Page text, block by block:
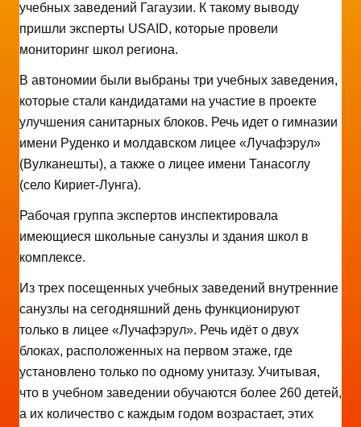
учебных заведений Гагаузии. К такому выводу
пришли эксперты USAID, которые провели
мониторинг школ региона.
В автономии были выбраны три учебных заведения,
которые стали кандидатами на участие в проекте
улучшения санитарных блоков. Речь идет о гимназии
имени Руденко и молдавском лицее «Лучафэрул»
(Вулканешты), а также о лицее имени Танасоглу
(село Кириет-Лунга).
Рабочая группа экспертов инспектировала
имеющиеся школьные санузлы и здания школ в
комплексе.
Из трех посещенных учебных заведений внутренние
санузлы на сегодняшний день функционируют
только в лицее «Лучафэрул». Речь идёт о двух
блоках, расположенных на первом этаже, где
установлено только по одному унитазу. Учитывая,
что в учебном заведении обучаются более 260 детей,
а их количество с каждым годом возрастает, этих